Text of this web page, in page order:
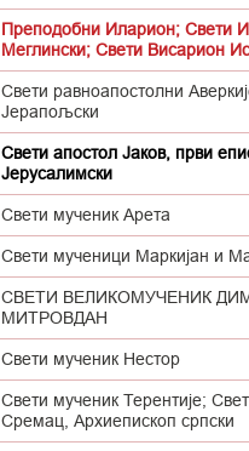
Преподобни Иларион; Свети
Меглински; Свети Висарион
Свети равноапостолни
Јерапољски
Свети апостол Јаков, први
Јерусалимски
Свети мученик Арета
Свети мученици Маркијан и
СВЕТИ ВЕЛИКОМУЧЕНИК
МИТРОВДАН
Свети мученик Нестор
Свети мученик Терентије;
Сремац, Архиепископ српски